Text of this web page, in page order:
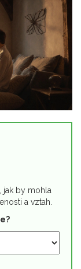
jak by mohla
a vztah.